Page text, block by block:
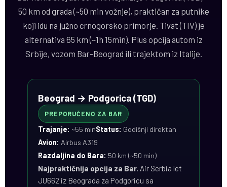
50 km od grada (~50 min vožnje), praktičan za putnike
koji idu na južno crnogorsko primorje. Tivat (TIV) je
alternativa 65 km (~1h 15min). Plus opcija autom iz
Srbije, vozom Bar-Beograd ili trajektom iz Italije.
Beograd → Podgorica (TGD)
PREPORUČENO ZA BAR
Trajanje: ~55 minStatus: Godišnji direktan
Avion: Airbus A319
Razdaljina do Bara: 50 km (~50 min)
Najpraktičnija opcija za Bar. Air Serbia let
JU662 iz Beograda za Podgoricu sa